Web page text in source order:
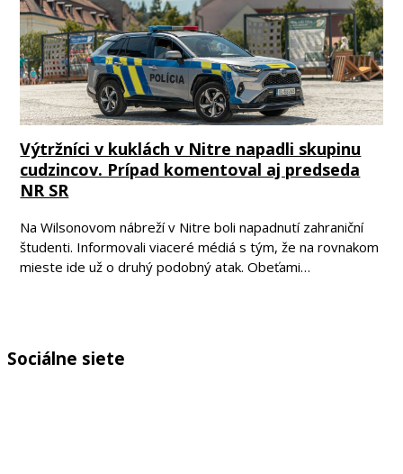
Výtržníci v kuklách v Nitre napadli skupinu
cudzincov. Prípad komentoval aj predseda
NR SR
Na Wilsonovom nábreží v Nitre boli napadnutí zahraniční
študenti. Informovali viaceré médiá s tým, že na rovnakom
mieste ide už o druhý podobný atak. Obeťami…
Sociálne siete